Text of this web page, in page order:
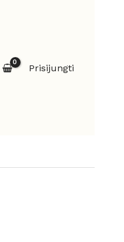
Prisijungti